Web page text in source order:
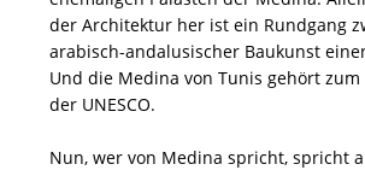
der Architektur her ist ein Rundgang
arabisch-andalusischer Baukunst
Und die Medina von Tunis gehört
der UNESCO.
Nun, wer von Medina spricht, spricht